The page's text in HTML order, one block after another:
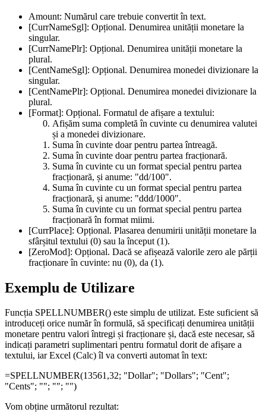
Amount: Numărul care trebuie convertit în text.
[CurrNameSgl]: Opțional. Denumirea unității monetare la
singular.
[CurrNamePlr]: Opțional. Denumirea unității monetare la
plural.
[CentNameSgl]: Opțional. Denumirea monedei divizionare la
singular.
[CentNamePlr]: Opțional. Denumirea monedei divizionare la
plural.
[Format]: Opțional. Formatul de afișare a textului:
Afișăm suma completă în cuvinte cu denumirea valutei
și a monedei divizionare.
Suma în cuvinte doar pentru partea întreagă.
Suma în cuvinte doar pentru partea fracționară.
Suma în cuvinte cu un format special pentru partea
fracționară, și anume: "dd/100".
Suma în cuvinte cu un format special pentru partea
fracționară, și anume: "ddd/1000".
Suma în cuvinte cu un format special pentru partea
fracționară în format miimi.
[CurrPlace]: Opțional. Plasarea denumirii unității monetare la
sfârșitul textului (0) sau la început (1).
[ZeroMod]: Opțional. Dacă se afișează valorile zero ale părții
fracționare în cuvinte: nu (0), da (1).
Exemplu de Utilizare
Funcția SPELLNUMBER() este simplu de utilizat. Este suficient să
introduceți orice număr în formulă, să specificați denumirea unității
monetare pentru valori întregi și fracționare și, dacă este necesar, să
indicați parametri suplimentari pentru formatul dorit de afișare a
textului, iar Excel (Calc) îl va converti automat în text:
=SPELLNUMBER(13561,32; "Dollar"; "Dollars"; "Cent";
"Cents"; ""; ""; "")
Vom obține următorul rezultat: